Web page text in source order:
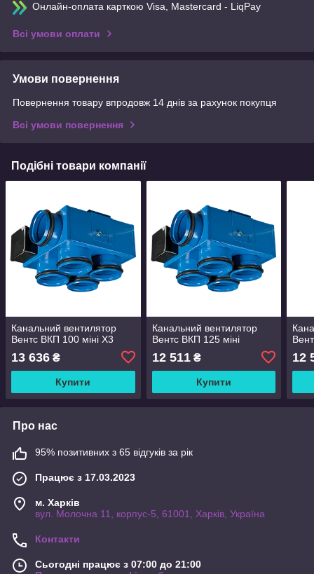
Онлайн-оплата карткою Visa, Mastercard - LiqPay
Всі умови оплати
Умови повернення
Повернення товару впродовж 14 днів за рахунок покупця
Всі умови повернення
Подібні товари компанії
Канальний вентилятор
Вентс ВКП 100 міні Х3
13 636 ₴
Купити
Канальний вентилятор
Вентс ВКП 125 міні
12 511₴
Купити
12
Про нас
95% позитивних з 65 відгуків за рік
Працює з 17.03.2023
м. Харків
вул. Молочна 11, корпус-5, 61001, Харків, Україна
Контакти
Сьогодні працює з 07:00 до 21:00